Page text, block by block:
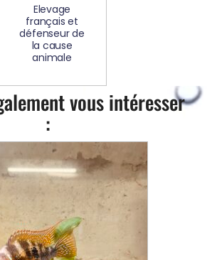
Elevage
français et
défenseur de
la cause
animale
vous intéresser
: